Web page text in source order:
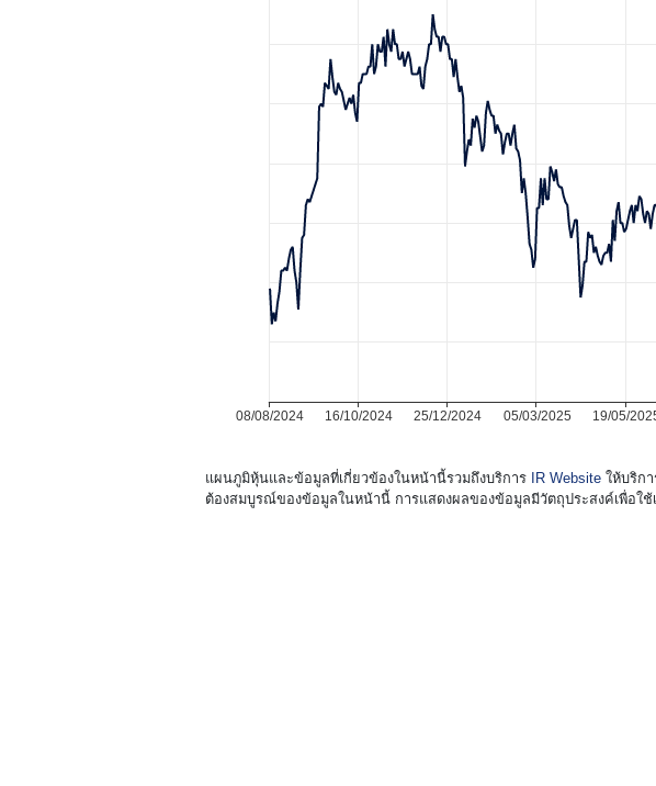
แผนภูมิหุ้นและข้อมูลที่เกี่ยวข้องในหน้านี้รวมถึงบริการ IR Website ให้บริก
ต้องสมบูรณ์ของข้อมูลในหน้านี้ การแสดงผลของข้อมูลมีวัตถุประสงค์เพื่อใ